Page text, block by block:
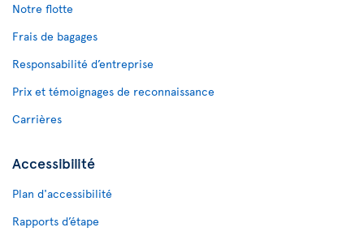
Notre flotte
Frais de bagages
Responsabilité d’entreprise
Prix et témoignages de reconnaissance
Carrières
Accessibilité
Plan d'accessibilité
Rapports d’étape